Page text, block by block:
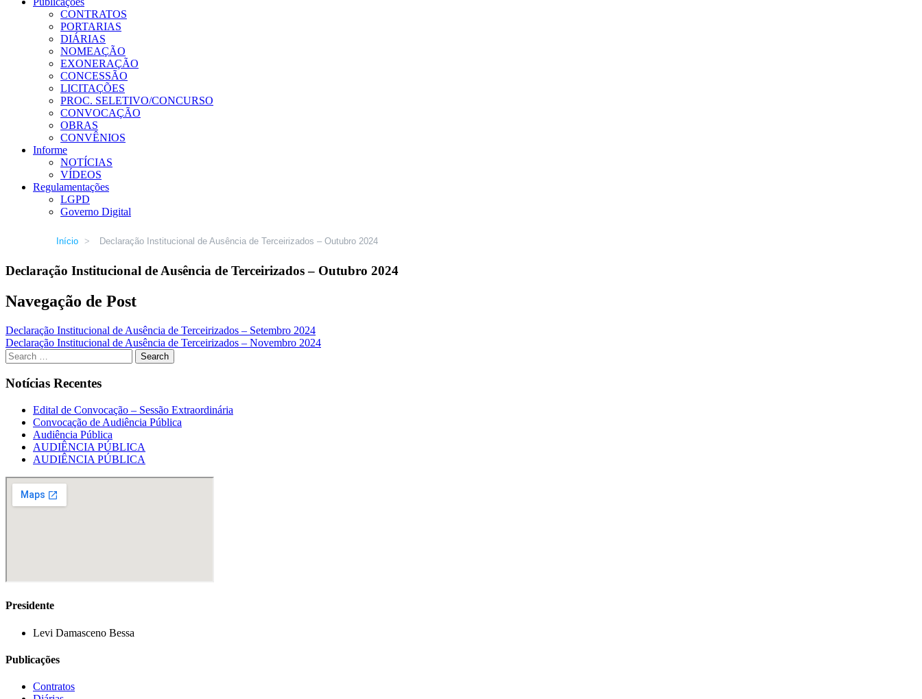
CONTRATOS
PORTARIAS
DIÁRIAS
NOMEAÇÃO
EXONERAÇÃO
CONCESSÃO
LICITAÇÕES
PROC. SELETIVO/CONCURSO
CONVOCAÇÃO
OBRAS
CONVÊNIOS
Informe
NOTÍCIAS
VÍDEOS
Regulamentações
LGPD
Governo Digital
Início > Declaração Institucional de Ausência de Terceirizados – Outubro 2024
Declaração Institucional de Ausência de Terceirizados – Outubro 2024
Navegação de Post
Declaração Institucional de Ausência de Terceirizados – Setembro 2024
Declaração Institucional de Ausência de Terceirizados – Novembro 2024
Notícias Recentes
Edital de Convocação – Sessão Extraordinária
Convocação de Audiência Pública
Audiência Pública
AUDIÊNCIA PÚBLICA
AUDIÊNCIA PÚBLICA
Presidente
Levi Damasceno Bessa
Publicações
Contratos